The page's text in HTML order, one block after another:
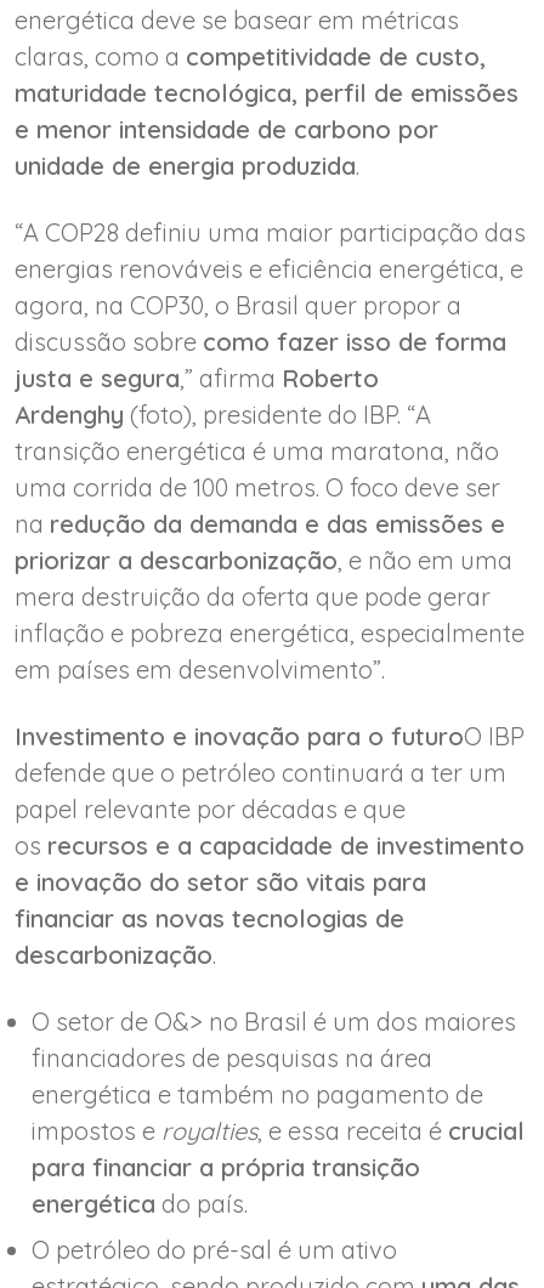
energética deve se basear em métricas
claras, como a competitividade de custo,
maturidade tecnológica, perfil de emissões
e menor intensidade de carbono por
unidade de energia produzida.
“A COP28 definiu uma maior participação das
energias renováveis e eficiência energética, e
agora, na COP30, o Brasil quer propor a
discussão sobre como fazer isso de forma
justa e segura ,” afirma Roberto
Ardenghy (foto), presidente do IBP. “A
transição energética é uma maratona, não
uma corrida de 100 metros. O foco deve ser
na redução da demanda e das emissões e
priorizar a descarbonização , e não em uma
mera destruição da oferta que pode gerar
inflação e pobreza energética, especialmente
em países em desenvolvimento”.
Investimento e inovação para o futuroO IBP
defende que o petróleo continuará a ter um
papel relevante por décadas e que
os recursos e a capacidade de investimento
e inovação do setor são vitais para
financiar as novas tecnologias de
descarbonização.
O setor de O&> no Brasil é um dos maiores
financiadores de pesquisas na área
energética e também no pagamento de
impostos e royalties, e essa receita é crucial
para financiar a própria transição
energética do país.
O petróleo do pré-sal é um ativo